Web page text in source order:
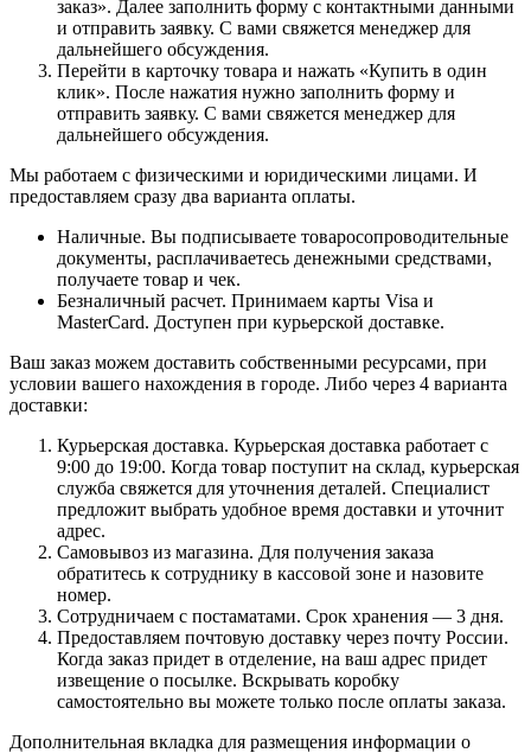
заказ». Далее заполнить форму с контактными данными
и отправить заявку. С вами свяжется менеджер для
дальнейшего обсуждения.
Перейти в карточку товара и нажать «Купить в один
клик». После нажатия нужно заполнить форму и
отправить заявку. С вами свяжется менеджер для
дальнейшего обсуждения.
Мы работаем с физическими и юридическими лицами. И
предоставляем сразу два варианта оплаты.
Наличные. Вы подписываете товаросопроводительные
документы, расплачиваетесь денежными средствами,
получаете товар и чек.
Безналичный расчет. Принимаем карты Visa и
MasterCard. Доступен при курьерской доставке.
Ваш заказ можем доставить собственными ресурсами, при
условии вашего нахождения в городе. Либо через 4 варианта
доставки:
Курьерская доставка. Курьерская доставка работает с
9:00 до 19:00. Когда товар поступит на склад, курьерская
служба свяжется для уточнения деталей. Специалист
предложит выбрать удобное время доставки и уточнит
адрес.
Самовывоз из магазина. Для получения заказа
обратитесь к сотруднику в кассовой зоне и назовите
номер.
Сотрудничаем с постаматами. Срок хранения — 3 дня.
Предоставляем почтовую доставку через почту России.
Когда заказ придет в отделение, на ваш адрес придет
извещение о посылке. Вскрывать коробку
самостоятельно вы можете только после оплаты заказа.
Дополнительная вкладка для размещения информации о